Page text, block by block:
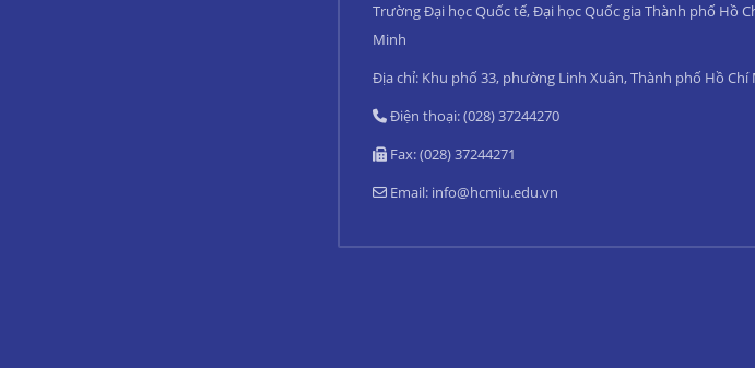
Trường Đại học Quốc tế, Đại học Quốc gia Thành phố Hồ
Minh
Địa chỉ: Khu phố 33, phường Linh Xuân, Thành phố Hồ Chí
Điện thoại: (028) 37244270
Fax: (028) 37244271
Email: info@hcmiu.edu.vn